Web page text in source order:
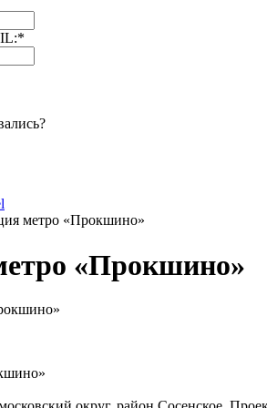
*
метро «Прокшино»
«Прокшино»